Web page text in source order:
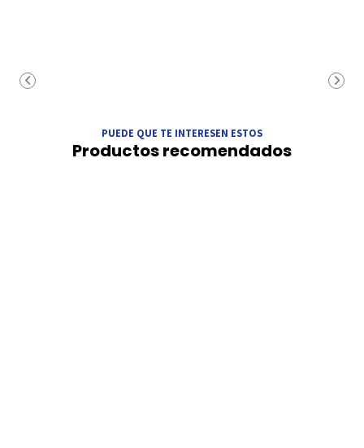
PUEDE QUE TE INTERESEN ESTOS
Productos recomendados